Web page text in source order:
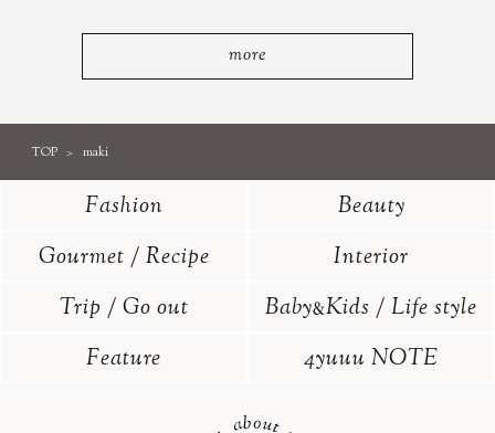
more
TOP maki
Fashion
Beauty
Gourmet / Recipe
Interior
Trip / Go out
Baby&Kids / Life style
Feature
4yuuu NOTE